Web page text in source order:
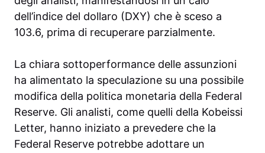
dell’indice del dollaro (DXY) che è sceso a
103.6, prima di recuperare parzialmente.
La chiara sottoperformance delle assunzioni
ha alimentato la speculazione su una possibile
modifica della politica monetaria della Federal
Reserve. Gli analisti, come quelli della Kobeissi
Letter, hanno iniziato a prevedere che la
Federal Reserve potrebbe adottare un